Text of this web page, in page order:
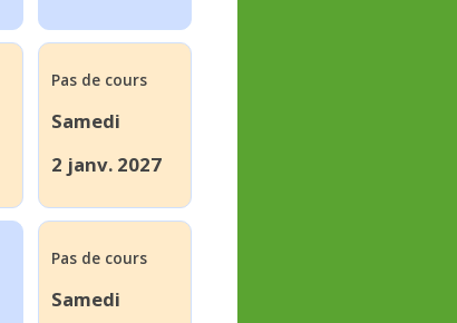
Pas de cours
Samedi
2 janv. 2027
Pas de cours
Samedi